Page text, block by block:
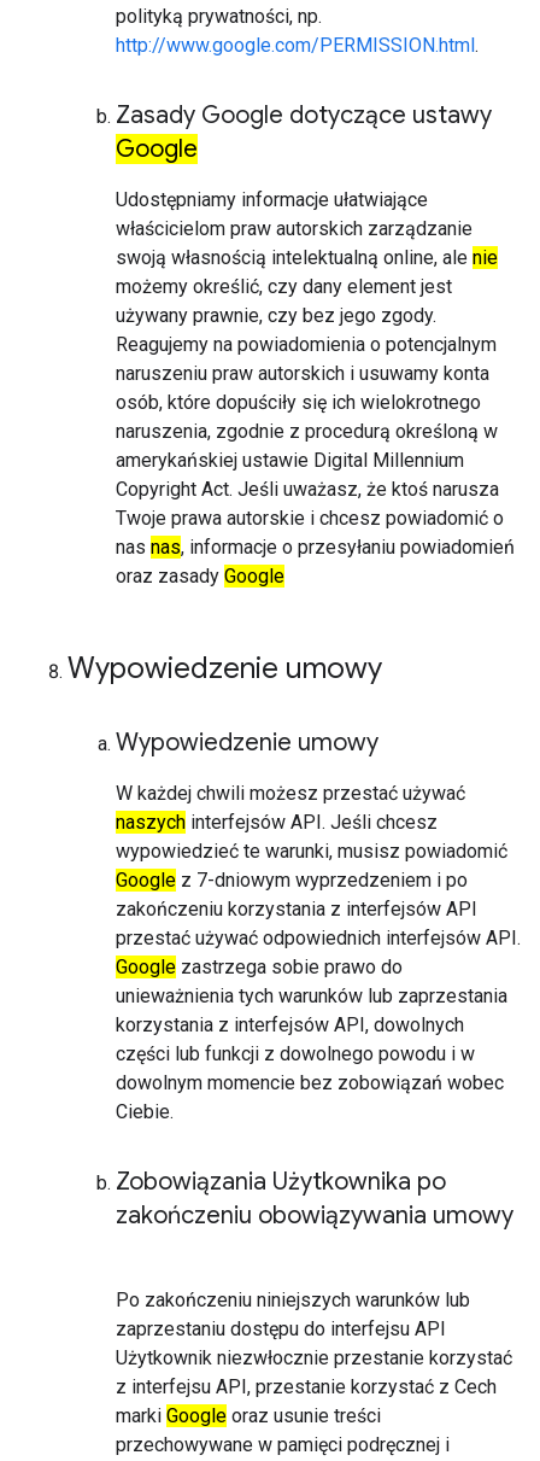
polityką prywatności, np.
http://www.google.com/PERMISSION.html.
Zasady Google dotyczące ustawy
Google
Udostępniamy informacje ułatwiające
właścicielom praw autorskich zarządzanie
swoją własnością intelektualną online, ale nie
możemy określić, czy dany element jest
używany prawnie, czy bez jego zgody.
Reagujemy na powiadomienia o potencjalnym
naruszeniu praw autorskich i usuwamy konta
osób, które dopuściły się ich wielokrotnego
naruszenia, zgodnie z procedurą określoną w
amerykańskiej ustawie Digital Millennium
Copyright Act. Jeśli uważasz, że ktoś narusza
Twoje prawa autorskie i chcesz powiadomić o
nas nas, informacje o przesyłaniu powiadomień
oraz zasady Google
Wypowiedzenie umowy
Wypowiedzenie umowy
W każdej chwili możesz przestać używać
naszych interfejsów API. Jeśli chcesz
wypowiedzieć te warunki, musisz powiadomić
Google z 7-dniowym wyprzedzeniem i po
zakończeniu korzystania z interfejsów API
przestać używać odpowiednich interfejsów API.
Google zastrzega sobie prawo do
unieważnienia tych warunków lub zaprzestania
korzystania z interfejsów API, dowolnych
części lub funkcji z dowolnego powodu i w
dowolnym momencie bez zobowiązań wobec
Ciebie.
Zobowiązania Użytkownika po
zakończeniu obowiązywania umowy
Po zakończeniu niniejszych warunków lub
zaprzestaniu dostępu do interfejsu API
Użytkownik niezwłocznie przestanie korzystać
z interfejsu API, przestanie korzystać z Cech
marki Google oraz usunie treści
przechowywane w pamięci podręcznej i